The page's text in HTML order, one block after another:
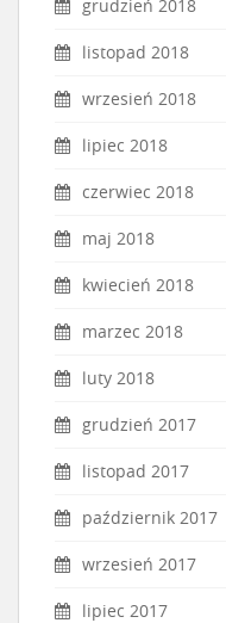
grudzień 2018
listopad 2018
wrzesień 2018
lipiec 2018
czerwiec 2018
maj 2018
kwiecień 2018
marzec 2018
luty 2018
grudzień 2017
listopad 2017
październik 2017
wrzesień 2017
lipiec 2017